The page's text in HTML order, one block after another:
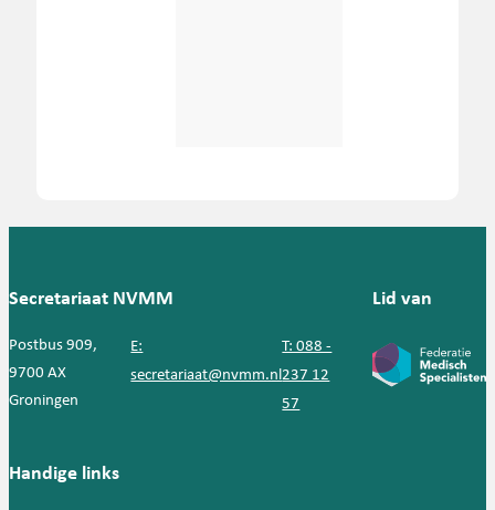
Secretariaat NVMM
Postbus 909,
9700 AX
Groningen
E:
secretariaat@nvmm.nl
T: 088 -
237 12
57
Lid van
Handige links